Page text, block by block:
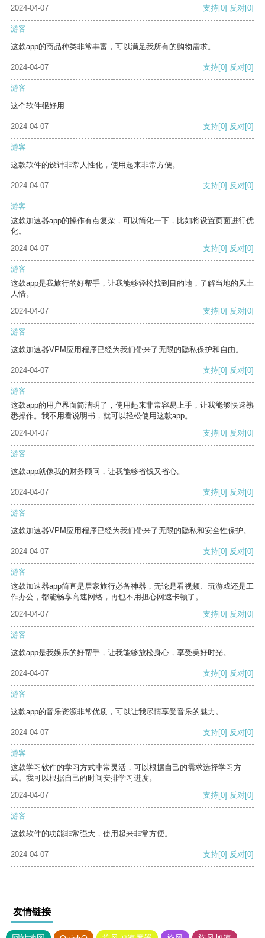
2024-04-07
支持[0] 反对[0]
游客
这款app的商品种类非常丰富，可以满足我所有的购物需求。
2024-04-07 支持[0] 反对[0]
游客
这个软件很好用
2024-04-07 支持[0] 反对[0]
游客
这款软件的设计非常人性化，使用起来非常方便。
2024-04-07 支持[0] 反对[0]
游客
这款加速器app的操作有点复杂，可以简化一下，比如将设置页面进行优
化。
2024-04-07
支持[0] 反对[0]
游客
这款app是我旅行的好帮手，让我能够轻松找到目的地，了解当地的风土
人情。
2024-04-07
支持[0] 反对[0]
游客
这款加速器VPM应用程序已经为我们带来了无限的隐私保护和自由。
2024-04-07 支持[0] 反对[0]
游客
这款app的用户界面简洁明了，使用起来非常容易上手，让我能够快速熟
悉操作。我不用看说明书，就可以轻松使用这款app。
2024-04-07
支持[0] 反对[0]
游客
这款app就像我的财务顾问，让我能够省钱又省心。
2024-04-07 支持[0] 反对[0]
游客
这款加速器VPM应用程序已经为我们带来了无限的隐私和安全性保护。
2024-04-07 支持[0] 反对[0]
游客
这款加速器app简直是居家旅行必备神器，无论是看视频、玩游戏还是工
作办公，都能畅享高速网络，再也不用担心网速卡顿了。
2024-04-07
支持[0] 反对[0]
游客
这款app是我娱乐的好帮手，让我能够放松身心，享受美好时光。
2024-04-07 支持[0] 反对[0]
游客
这款app的音乐资源非常优质，可以让我尽情享受音乐的魅力。
2024-04-07 支持[0] 反对[0]
游客
这款学习软件的学习方式非常灵活，可以根据自己的需求选择学习方
式。我可以根据自己的时间安排学习进度。
2024-04-07
支持[0] 反对[0]
游客
这款软件的功能非常强大，使用起来非常方便。
2024-04-07 支持[0] 反对[0]
友情链接